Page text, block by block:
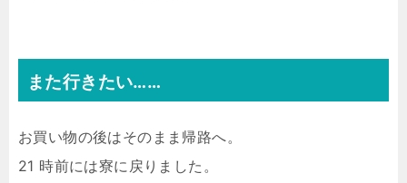
また行きたい……
お買い物の後はそのまま帰路へ。
21 時前には寮に戻りました。